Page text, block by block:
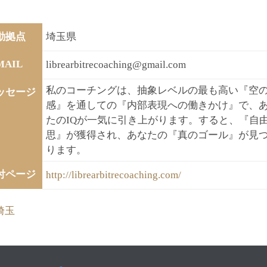
拠点 埼玉県
librearbitrecoaching@gmail.com
セージ
私のコーチングは、抽象レベルの最も高い『空
感』を通しての『内部表現への働きかけ』で、
たのIQが一気に引き上がります。すると、『自
思』が獲得され、あなたの『真のゴール』が見
ります。
ページ http://librearbitrecoaching.com/
玉